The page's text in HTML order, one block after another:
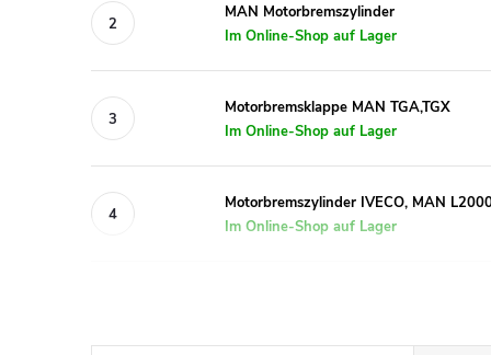
MAN Motorbremszylinder
Im Online-Shop auf Lager
Motorbremsklappe MAN TGA,TGX
Im Online-Shop auf Lager
Motorbremszylinder IVECO, MAN
Im Online-Shop auf Lager